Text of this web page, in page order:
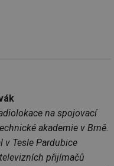
na spojovací
akademie v Brně.
v Tesle Pardubice
přijímačů